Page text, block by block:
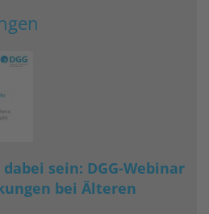
sein: DGG-Webinar
bei Älteren